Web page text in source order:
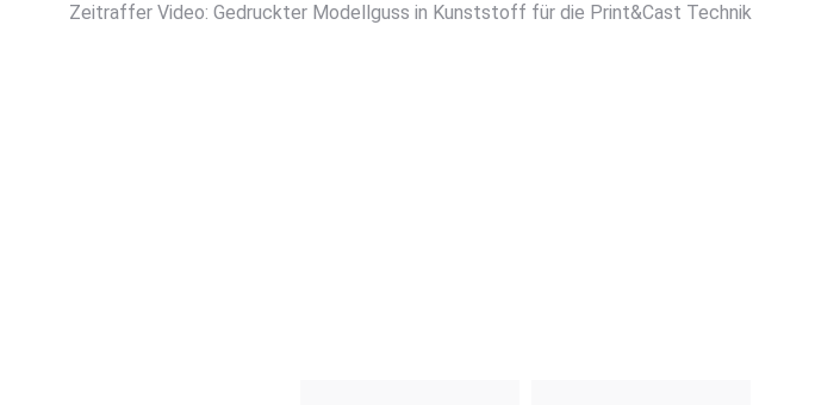
Zeitraffer Video: Gedruckter Modellguss in Kunststoff für die Print&Cast Technik